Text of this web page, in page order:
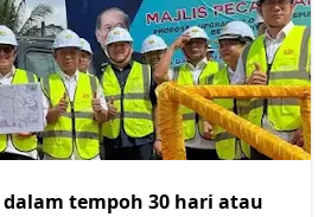
tempoh 30 hari atau